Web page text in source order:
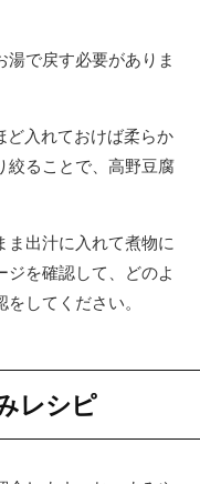
で戻す必要がありま
ど入れておけば柔らか
絞ることで、高野豆腐
ま出汁に入れて煮物に
を確認して、どのよ
してください。
レシピ